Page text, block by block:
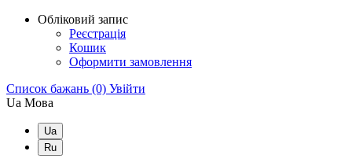
Обліковий запис
Реєстрація
Кошик
Оформити замовлення
Список бажань (0) Увійти
Ua Мова
Ua
Ru